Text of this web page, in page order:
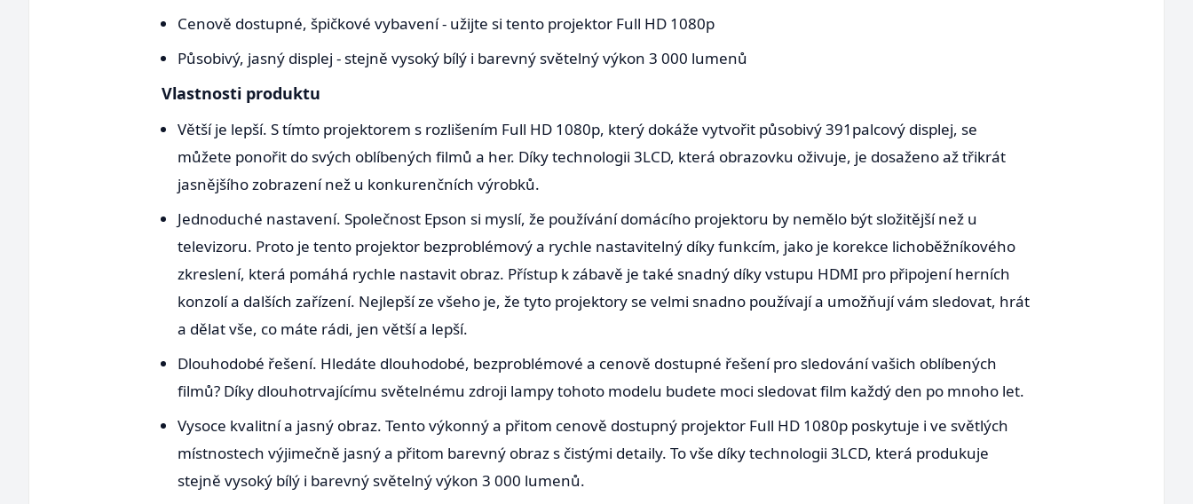
Cenově dostupné, špičkové vybavení - užijte si tento projektor Full HD 1080p
Působivý, jasný displej - stejně vysoký bílý i barevný světelný výkon 3 000 lumenů
Vlastnosti produktu
Větší je lepší. S tímto projektorem s rozlišením Full HD 1080p, který dokáže vytvořit působivý 391palcový displej, se
můžete ponořit do svých oblíbených filmů a her. Díky technologii 3LCD, která obrazovku oživuje, je dosaženo až třikrát
jasnějšího zobrazení než u konkurenčních výrobků.
Jednoduché nastavení. Společnost Epson si myslí, že používání domácího projektoru by nemělo být složitější než u
televizoru. Proto je tento projektor bezproblémový a rychle nastavitelný díky funkcím, jako je korekce lichoběžníkového
zkreslení, která pomáhá rychle nastavit obraz. Přístup k zábavě je také snadný díky vstupu HDMI pro připojení herních
konzolí a dalších zařízení. Nejlepší ze všeho je, že tyto projektory se velmi snadno používají a umožňují vám sledovat, hrát
a dělat vše, co máte rádi, jen větší a lepší.
Dlouhodobé řešení. Hledáte dlouhodobé, bezproblémové a cenově dostupné řešení pro sledování vašich oblíbených
filmů? Díky dlouhotrvajícímu světelnému zdroji lampy tohoto modelu budete moci sledovat film každý den po mnoho let.
Vysoce kvalitní a jasný obraz. Tento výkonný a přitom cenově dostupný projektor Full HD 1080p poskytuje i ve světlých
místnostech výjimečně jasný a přitom barevný obraz s čistými detaily. To vše díky technologii 3LCD, která produkuje
stejně vysoký bílý i barevný světelný výkon 3 000 lumenů.